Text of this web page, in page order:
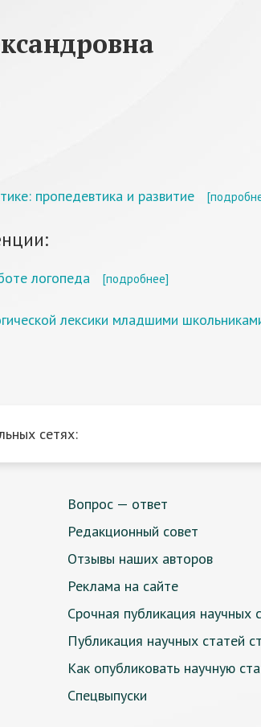
пропедевтика и развитие
логопеда [подробнее]
лексики младшими
сетях:
Вопрос — ответ
Редакционный совет
Отзывы наших авторов
Реклама на сайте
Срочная публикация научных
Публикация научных статей
Как опубликовать научную
Спецвыпуски